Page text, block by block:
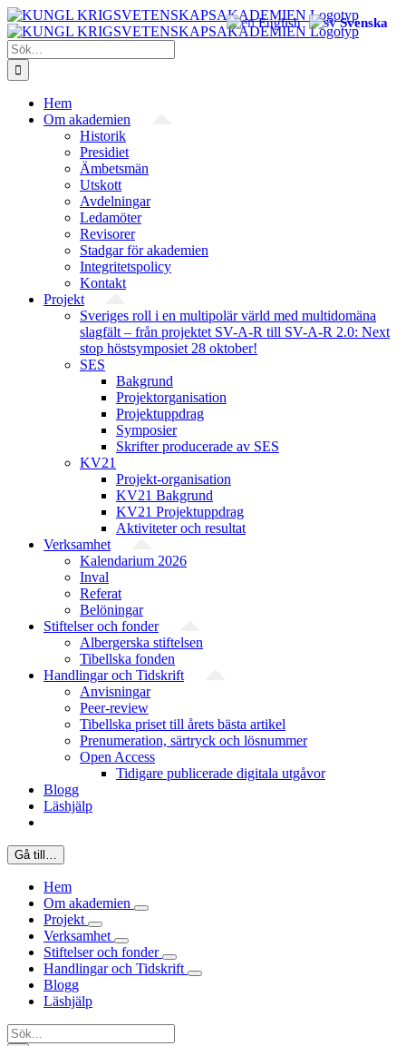
Fortsätt
till
innehållet
Sök
efter:
Hem
Om akademien
Historik
Presidiet
Ämbetsmän
Utskott
Avdelningar
Ledamöter
Revisorer
Stadgar för akademien
Integritetspolicy
Kontakt
Projekt
Sveriges roll i en multipolär värld med multidomäna
slagfält – från projektet SV-A-R till SV-A-R 2.0: Next
stop höstsymposiet 28 oktober!
SES
Bakgrund
Projekt­organisation
Projektuppdrag
Symposier
Skrifter producerade av SES
KV21
Projekt-organisation
KV21 Bakgrund
KV21 Projektuppdrag
Aktiviteter och resultat
Verksamhet
Kalendarium 2026
Inval
Referat
Belöningar
Stiftelser och fonder
Albergerska stiftelsen
Tibellska fonden
Handlingar och Tidskrift
Anvisningar
Peer-review
Tibellska priset till årets bästa artikel
Prenumeration, särtryck och lösnummer
Open Access
Tidigare publicerade digitala utgåvor
Blogg
Läshjälp
Gå till…
Hem
Om akademien
Projekt
Verksamhet
Stiftelser och fonder
Handlingar och Tidskrift
Blogg
Läshjälp
Sök
English Svenska